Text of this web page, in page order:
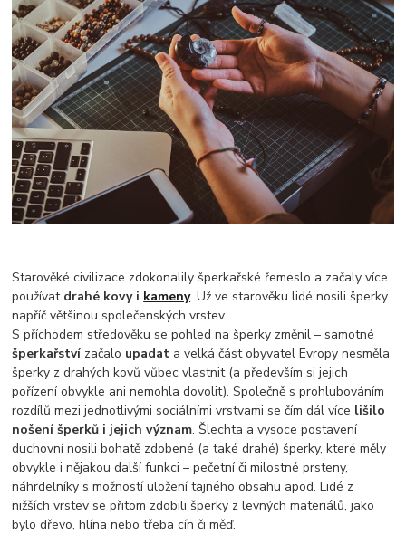
Starověké civilizace zdokonalily šperkařské řemeslo a začaly více
používat drahé kovy i kameny. Už ve starověku lidé nosili šperky
napříč většinou společenských vrstev.
S příchodem středověku se pohled na šperky změnil – samotné
šperkařství začalo upadat a velká část obyvatel Evropy nesměla
šperky z drahých kovů vůbec vlastnit (a především si jejich
pořízení obvykle ani nemohla dovolit). Společně s prohlubováním
rozdílů mezi jednotlivými sociálními vrstvami se čím dál více lišilo
nošení šperků i jejich význam. Šlechta a vysoce postavení
duchovní nosili bohatě zdobené (a také drahé) šperky, které měly
obvykle i nějakou další funkci – pečetní či milostné prsteny,
náhrdelníky s možností uložení tajného obsahu apod. Lidé z
nižších vrstev se přitom zdobili šperky z levných materiálů, jako
bylo dřevo, hlína nebo třeba cín či měď.